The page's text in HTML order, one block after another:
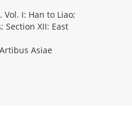
I: Han to Liao;
Section XII: East
Asiae